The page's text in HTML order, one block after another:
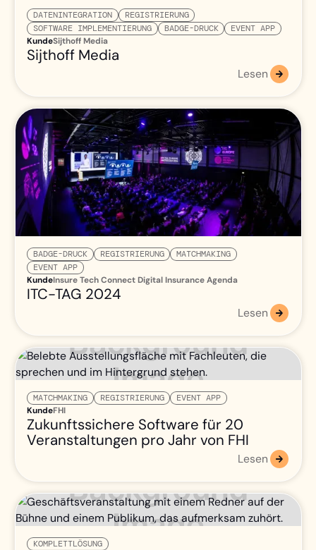
DATENINTEGRATION
REGISTRIERUNG
SOFTWARE IMPLEMENTIERUNG
BADGE-DRUCK
EVENT APP
KundeSijthoff Media
Sijthoff Media
Lesen
BADGE-DRUCK REGISTRIERUNG
MATCHMAKING
EVENT APP
KundeInsure Tech Connect Digital Insurance Agenda
ITC-TAG 2024
Lesen
MATCHMAKING REGISTRIERUNG
EVENT APP
KundeFHI
Zukunftssichere Software für 20
Veranstaltungen pro Jahr von FHI
Lesen
KOMPLETTLÖSUNG